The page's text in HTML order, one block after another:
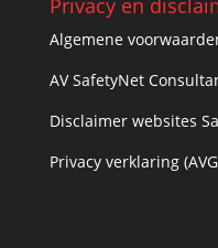
Algemene
AV SafetyNet
Disclaimer websites
Privacy verklaring